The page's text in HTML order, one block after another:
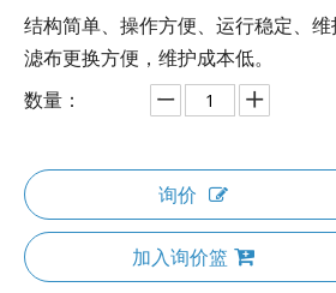
结构简单、操作方便、运行稳定、维
滤布更换方便，维护成本低。
数量：
询价
加入询价篮